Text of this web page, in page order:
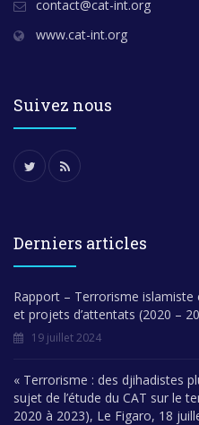
contact@cat-int.org
www.cat-int.org
Suivez nous
Derniers articles
Rapport – Terrorisme
et projets d’attentats (2020 –
19 juillet 2024
« Terrorisme : des djihadistes
sujet de l’étude du CAT sur le
2020 à 2023), Le Figaro, 18